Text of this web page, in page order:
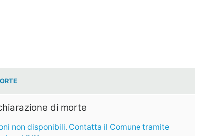
di morte
non disponibili. Contatta il Comune tramite